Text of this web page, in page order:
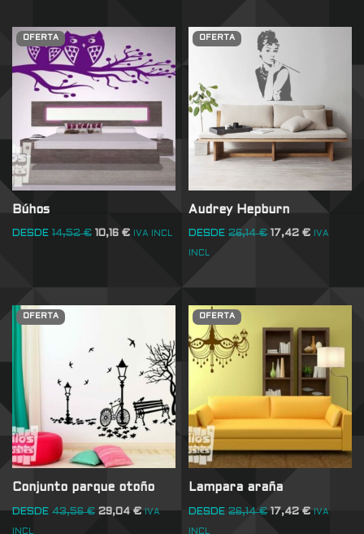
OFERTA
Búhos
DESDE 14,52€ 10,16 € IVA INCL
OFERTA
Audrey Hepburn
DESDE 26,14€ 17,42€ IVA
INCL
OFERTA
Conjunto parque otoño
DESDE 43,56€ 29,04€ IVA
INCL
OFERTA
Lampara araña
DESDE 26,14€ 17,42€ IVA
INCL